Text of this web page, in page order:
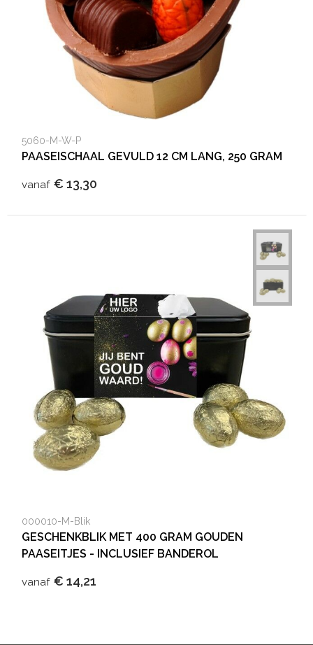
5060-M-W-P
PAASEISCHAAL GEVULD 12 CM LANG, 250 GRAM
vanaf € 13,30
000010-M-Blik
GESCHENKBLIK MET 400 GRAM GOUDEN
PAASEITJES - INCLUSIEF BANDEROL
vanaf € 14,21